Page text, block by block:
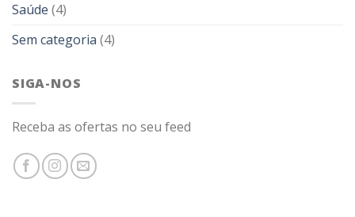
Saúde (4)
Sem categoria (4)
SIGA-NOS
Receba as ofertas no seu feed